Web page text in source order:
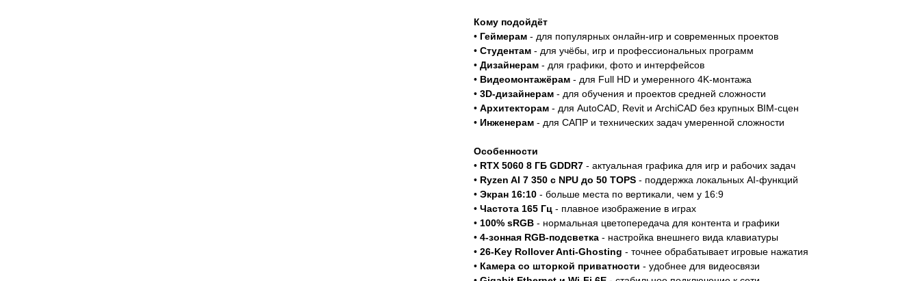
Кому подойдёт
• Геймерам - для популярных онлайн-игр и современных проектов
• Студентам - для учёбы, игр и профессиональных программ
• Дизайнерам - для графики, фото и интерфейсов
• Видеомонтажёрам - для Full HD и умеренного 4K-монтажа
• 3D-дизайнерам - для обучения и проектов средней сложности
• Архитекторам - для AutoCAD, Revit и ArchiCAD без крупных BIM-сцен
• Инженерам - для САПР и технических задач умеренной сложности
Особенности
• RTX 5060 8 ГБ GDDR7 - актуальная графика для игр и рабочих задач
• Ryzen AI 7 350 с NPU до 50 TOPS - поддержка локальных AI-функций
• Экран 16:10 - больше места по вертикали, чем у 16:9
• Частота 165 Гц - плавное изображение в играх
• 100% sRGB - нормальная цветопередача для контента и графики
• 4-зонная RGB-подсветка - настройка внешнего вида клавиатуры
• 26-Key Rollover Anti-Ghosting - точнее обрабатывает игровые нажатия
• Камера со шторкой приватности - удобнее для видеосвязи